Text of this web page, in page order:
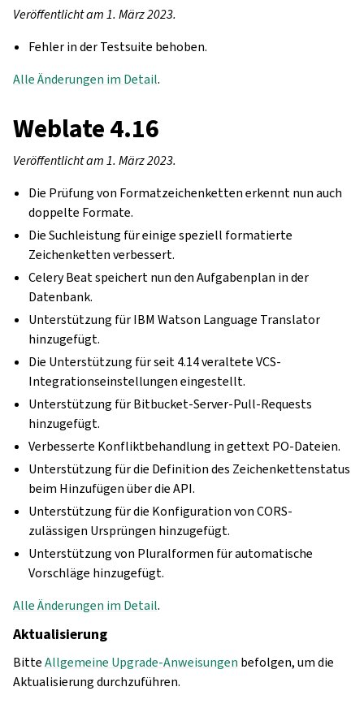
Veröffentlicht am 1. März 2023.
Fehler in der Testsuite behoben.
Alle Änderungen im Detail.
Weblate 4.16
Veröffentlicht am 1. März 2023.
Die Prüfung von Formatzeichenketten erkennt nun auch
doppelte Formate.
Die Suchleistung für einige speziell formatierte
Zeichenketten verbessert.
Celery Beat speichert nun den Aufgabenplan in der
Datenbank.
Unterstützung für IBM Watson Language Translator
hinzugefügt.
Die Unterstützung für seit 4.14 veraltete VCS-
Integrationseinstellungen eingestellt.
Unterstützung für Bitbucket-Server-Pull-Requests
hinzugefügt.
Verbesserte Konfliktbehandlung in gettext PO-Dateien.
Unterstützung für die Definition des Zeichenkettenstatus
beim Hinzufügen über die API.
Unterstützung für die Konfiguration von CORS-
zulässigen Ursprüngen hinzugefügt.
Unterstützung von Pluralformen für automatische
Vorschläge hinzugefügt.
Alle Änderungen im Detail.
Aktualisierung
BitteAllgemeine Upgrade-Anweisungen befolgen, um die
Aktualisierung durchzuführen.